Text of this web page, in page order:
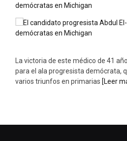
demócratas en Michigan
La victoria de este médico de 41
para el ala progresista demócrata,
varios triunfos en primarias [Leer